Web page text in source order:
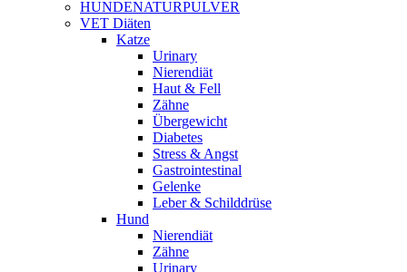
HUNDENATURPULVER
VET Diäten
Katze
Urinary
Nierendiät
Haut & Fell
Zähne
Übergewicht
Diabetes
Stress & Angst
Gastrointestinal
Gelenke
Leber & Schilddrüse
Hund
Nierendiät
Zähne
Urinary